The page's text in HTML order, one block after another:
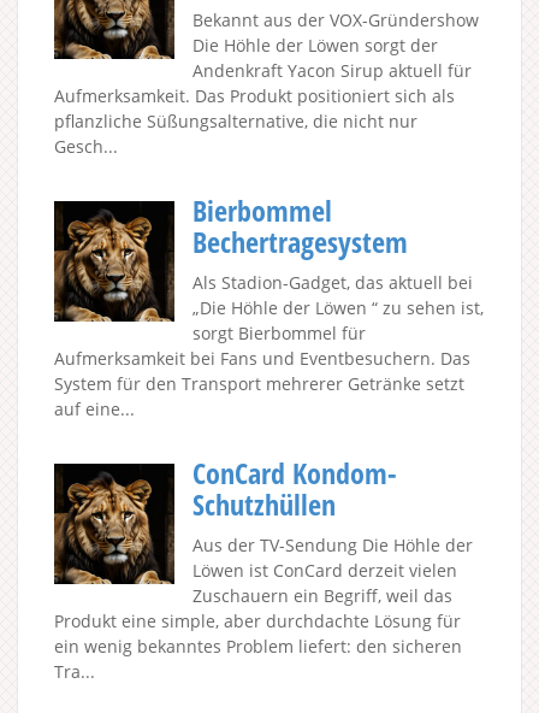
Bekannt aus der VOX-Gründershow
Die Höhle der Löwen sorgt der
Andenkraft Yacon Sirup aktuell für
Aufmerksamkeit. Das Produkt positioniert sich als
pflanzliche Süßungsalternative, die nicht nur
Gesch...
Bierbommel
Bechertragesystem
Als Stadion-Gadget, das aktuell bei
„Die Höhle der Löwen “ zu sehen ist,
sorgt Bierbommel für
Aufmerksamkeit bei Fans und Eventbesuchern. Das
System für den Transport mehrerer Getränke setzt
auf eine...
ConCard Kondom-
Schutzhüllen
Aus der TV-Sendung Die Höhle der
Löwen ist ConCard derzeit vielen
Zuschauern ein Begriff, weil das
Produkt eine simple, aber durchdachte Lösung für
ein wenig bekanntes Problem liefert: den sicheren
Tra...